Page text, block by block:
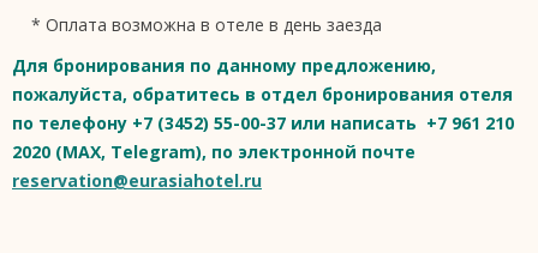
* Оплата возможна в отеле в день заезда
Для бронирования по данному предложению,
пожалуйста, обратитесь в отдел бронирования отеля
по телефону +7 (3452) 55-00-37 или написать +7 961 210
2020 (MAX, Telegram), по электронной почте
reservation@eurasiahotel.ru